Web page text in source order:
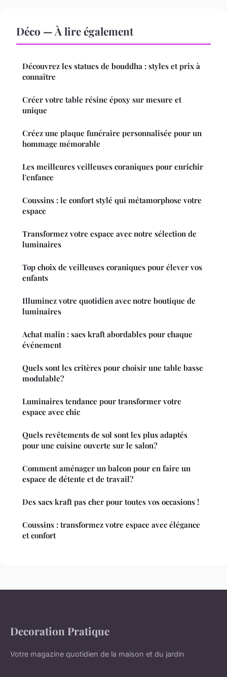
Déco — À lire également
Découvrez les statues de bouddha : styles et prix à
connaître
Créer votre table résine époxy sur mesure et
unique
Créez une plaque funéraire personnalisée pour un
hommage mémorable
Les meilleures veilleuses coraniques pour enrichir
l'enfance
Coussins : le confort stylé qui métamorphose votre
espace
Transformez votre espace avec notre sélection de
luminaires
Top choix de veilleuses coraniques pour élever vos
enfants
Illuminez votre quotidien avec notre boutique de
luminaires
Achat malin : sacs kraft abordables pour chaque
événement
Quels sont les critères pour choisir une table basse
modulable?
Luminaires tendance pour transformer votre
espace avec chic
Quels revêtements de sol sont les plus adaptés
pour une cuisine ouverte sur le salon?
Comment aménager un balcon pour en faire un
espace de détente et de travail?
Des sacs kraft pas cher pour toutes vos occasions !
Coussins : transformez votre espace avec élégance
et confort
Decoration Pratique
Votre magazine quotidien de la maison et du jardin